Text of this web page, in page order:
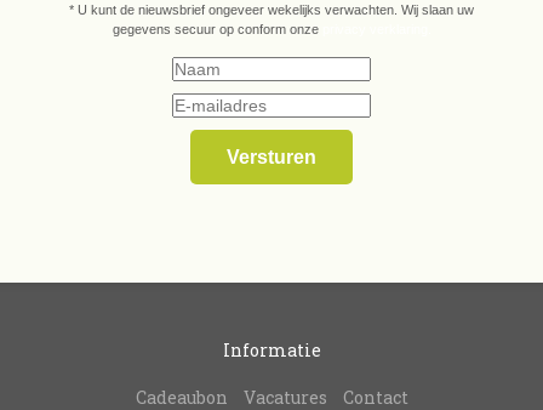
* U kunt de nieuwsbrief ongeveer wekelijks verwachten. Wij slaan uw
gegevens secuur op conform onze
Informatie
Cadeaubon Vacatures Contact